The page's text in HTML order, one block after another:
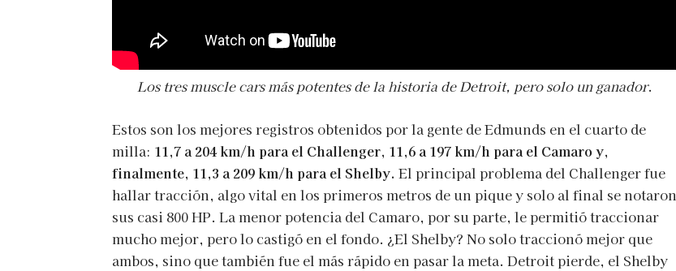
Los tres muscle cars más potentes de la historia de Detroit, pero solo un ganador.
Estos son los mejores registros obtenidos por la gente de Edmunds en el cuarto de
milla: 11,7 a 204 km/h para el Challenger, 11,6 a 197 km/h para el Camaro y,
finalmente, 11,3 a 209 km/h para el Shelby. El principal problema del Challenger fue
hallar tracción, algo vital en los primeros metros de un pique y solo al final se notaron
sus casi 800 HP. La menor potencia del Camaro, por su parte, le permitió traccionar
mucho mejor, pero lo castigó en el fondo. ¿El Shelby? No solo traccionó mejor que
ambos, sino que también fue el más rápido en pasar la meta. Detroit pierde, el Shelby